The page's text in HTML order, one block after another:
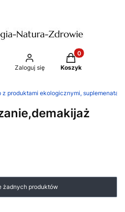
wyszukiwarkę
Zaloguj się
Produkty w
Koszyk
z produktami ekologicznymi,
żadnych produktów